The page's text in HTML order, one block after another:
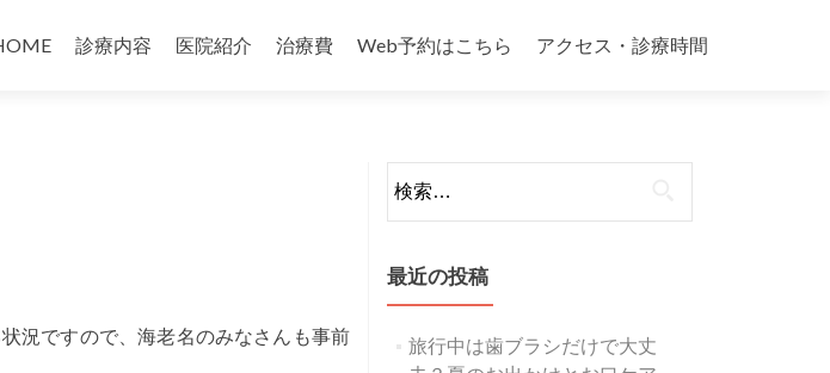
診療内容 医院紹介 治療費 Web予約はこちら アクセス・診療時間
況ですので、海老名のみなさんも事前
索:
最近の投稿
旅行中は歯ブラシだけで大丈